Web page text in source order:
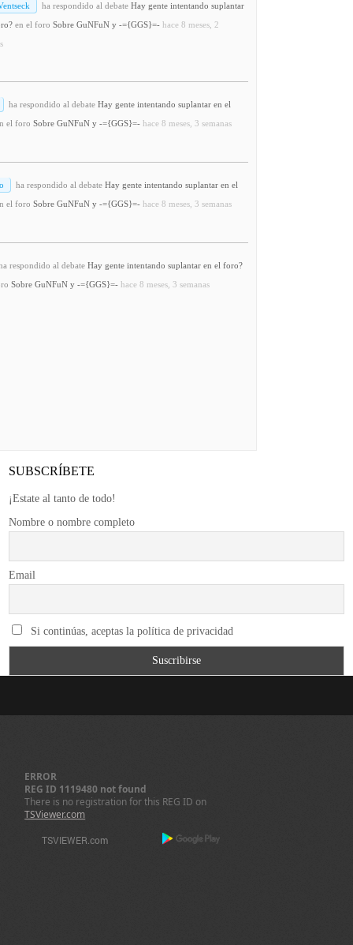
ha respondido al debate Hay gente intentando suplantar
en el foro Sobre GuNFuN y -={GGS}=- hace 8 meses, 2
ha respondido al debate Hay gente intentando suplantar en el
el foro Sobre GuNFuN y -={GGS}=- hace 8 meses, 3 semanas
ha respondido al debate Hay gente intentando suplantar en el
el foro Sobre GuNFuN y -={GGS}=- hace 8 meses, 3 semanas
respondido al debate Hay gente intentando suplantar en el foro?
Sobre GuNFuN y -={GGS}=- hace 8 meses, 3 semanas
SUBSCRÍBETE
¡Estate al tanto de todo!
Nombre o nombre completo
Email
Si continúas, aceptas la política de privacidad
ERROR
REG ID 1119480 not found
There is no registration for this REG ID on
TSViewer.com